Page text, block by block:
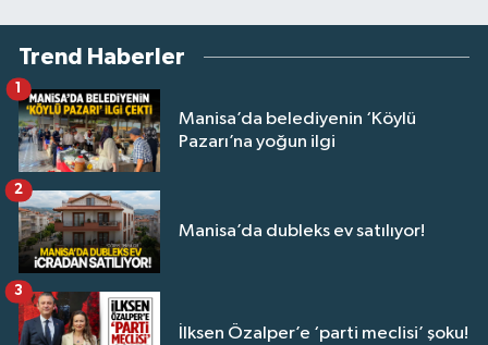
Trend Haberler
Manisa’da belediyenin ‘Köylü
Pazarı’na yoğun ilgi
1
Manisa’da dubleks ev satılıyor!
2
İlksen Özalper’e ‘parti meclisi’ şoku!
3